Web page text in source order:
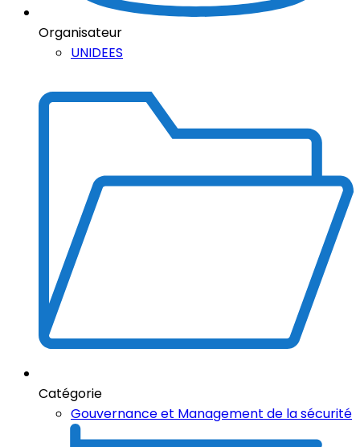
Organisateur
UNIDEES
Catégorie
Gouvernance et Management de la sécurité